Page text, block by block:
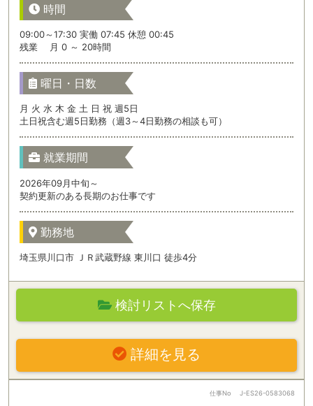
時間
09:00～17:30 実働 07:45 休憩 00:45
残業 月 0 ～ 20時間
曜日・日数
月 火 水 木 金 土 日 祝 週5日
土日祝含む週5日勤務（週3～4日勤務の相談も可）
就業期間
2026年09月中旬～
契約更新のある長期のお仕事です
勤務地
埼玉県川口市 ＪＲ武蔵野線 東川口 徒歩4分
検討リストへ保存
詳細を見る
仕事No J-ES26-0583068